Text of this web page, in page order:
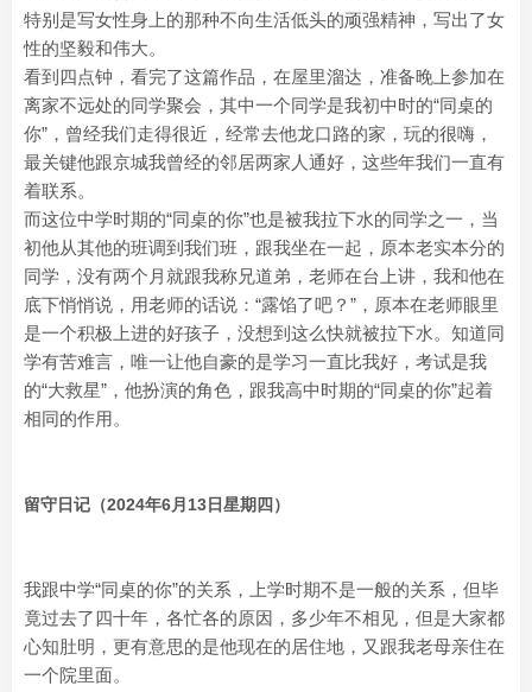
特别是写女性身上的那种不向生活低头的顽强精神，写出了女
性的坚毅和伟大。
看到四点钟，看完了这篇作品，在屋里溜达，准备晚上参加在
离家不远处的同学聚会，其中一个同学是我初中时的“同桌的
你”，曾经我们走得很近，经常去他龙口路的家，玩的很嗨，
最关键他跟京城我曾经的邻居两家人通好，这些年我们一直有
着联系。
而这位中学时期的“同桌的你”也是被我拉下水的同学之一，当
初他从其他的班调到我们班，跟我坐在一起，原本老实本分的
同学，没有两个月就跟我称兄道弟，老师在台上讲，我和他在
底下悄悄说，用老师的话说：“露馅了吧？”，原本在老师眼里
是一个积极上进的好孩子，没想到这么快就被拉下水。知道同
学有苦难言，唯一让他自豪的是学习一直比我好，考试是我
的“大救星”，他扮演的角色，跟我高中时期的“同桌的你”起着
相同的作用。
留守日记（2024年6月13日星期四）
我跟中学“同桌的你”的关系，上学时期不是一般的关系，但毕
竟过去了四十年，各忙各的原因，多少年不相见，但是大家都
心知肚明，更有意思的是他现在的居住地，又跟我老母亲住在
一个院里面。